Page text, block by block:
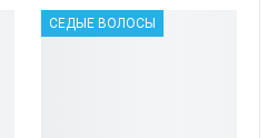
СЕДЫЕ ВОЛОСЫ